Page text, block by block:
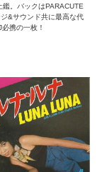
鑑。バックはPARACUTE
&サウンド共に最高な代
携の一枚！